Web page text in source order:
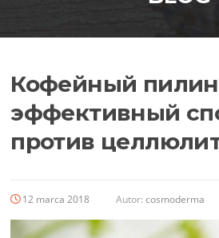
Кофейный
эффективный
против
12 marca 2018 Autor:cosmoderma